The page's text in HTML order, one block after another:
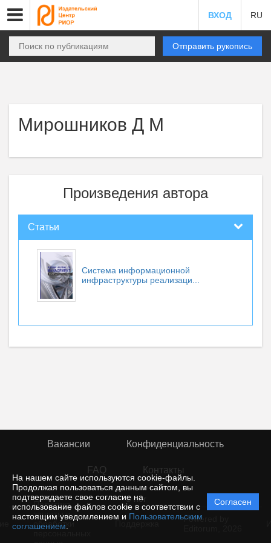
На нашем сайте используются cookie-файлы.
Продолжая пользоваться данным сайтом, вы
подтверждаете свое согласие на
использование файлов cookie в соответствии с
настоящим уведомлением и Пользовательским
соглашением
Согласен
ВХОД RU
Отправить рукопись
Мирошников Д М
Произведения автора
Статьи
Система информационной
инфраструктуры реализаци...
Вакансии Конфиденциальность
FAQ Контакты
© rior
Политика
защиты и
обработки
Powered by